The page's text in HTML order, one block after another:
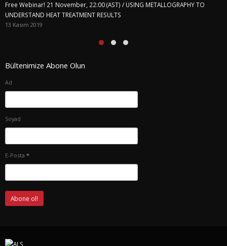
Free Webinar! 21 November, 22:00 (AST) / USING METALLOGRAPHY TO
UNDERSTAND HEAT TREATMENT RESULTS
13 Kasım 2019
Bültenimize Abone Olun
Ad
Soyad
E-Posta *